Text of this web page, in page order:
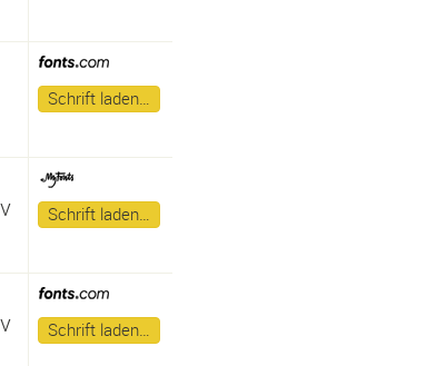
Schrift laden…
Schrift laden…
Schrift laden…